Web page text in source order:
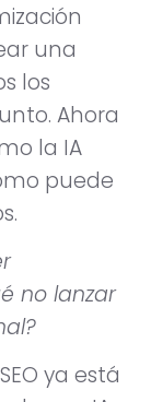
una
los
Ahora
la IA
puede
no lanzar
ya está